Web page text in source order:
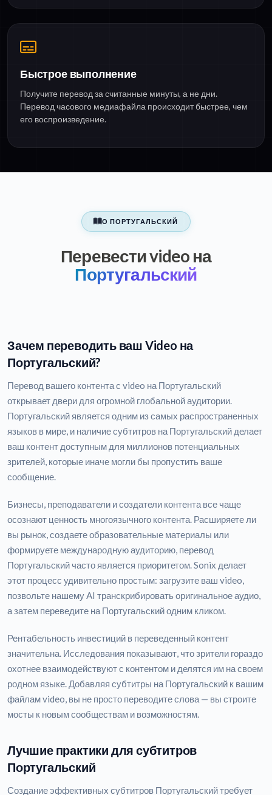
Быстрое выполнение
Получите перевод за считанные минуты, а не дни.
Перевод часового медиафайла происходит быстрее, чем
его воспроизведение.
О ПОРТУГАЛЬСКИЙ
Перевести video на
Португальский
Зачем переводить ваш Video на
Португальский?
Перевод вашего контента с video на Португальский
открывает двери для огромной глобальной аудитории.
Португальский является одним из самых распространенных
языков в мире, и наличие субтитров на Португальский делает
ваш контент доступным для миллионов потенциальных
зрителей, которые иначе могли бы пропустить ваше
сообщение.
Бизнесы, преподаватели и создатели контента все чаще
осознают ценность многоязычного контента. Расширяете ли
вы рынок, создаете образовательные материалы или
формируете международную аудиторию, перевод
Португальский часто является приоритетом. Sonix делает
этот процесс удивительно простым: загрузите ваш video,
позвольте нашему AI транскрибировать оригинальное аудио,
а затем переведите на Португальский одним кликом.
Рентабельность инвестиций в переведенный контент
значительна. Исследования показывают, что зрители гораздо
охотнее взаимодействуют с контентом и делятся им на своем
родном языке. Добавляя субтитры на Португальский к вашим
файлам video, вы не просто переводите слова — вы строите
мосты к новым сообществам и возможностям.
Лучшие практики для субтитров
Португальский
Создание эффективных субтитров Португальский требует